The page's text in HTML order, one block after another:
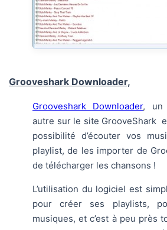
Grooveshark Downloader,
Grooveshark Downloader, un
autre sur le site GrooveShark
possibilité d’écouter vos
playlist, de les importer de
de télécharger les chansons !
L’utilisation du logiciel est
pour créer ses playlists,
musiques, et c’est à peu près